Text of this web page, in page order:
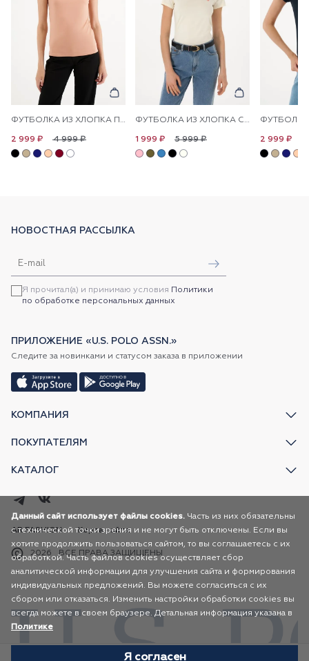
ФУТБОЛКА ИЗ ХЛОПКА ПРИТАЛЕННАЯ
4 999 ₽
2 999 ₽
ФУТБОЛКА ИЗ ХЛОПКА С ЛОГОТИПОМ
5 999 ₽
1 999 ₽ 2 999 ₽
КОМПАНИЯ
ПОКУПАТЕЛЯМ
КАТАЛОГ
НОВОСТНАЯ РАССЫЛКА
Я прочитал(а) и принимаю условия Политики
по обработке персональных данных
ПРИЛОЖЕНИЕ «U.S. POLO ASSN.»
Следите за новинками и статусом заказа в приложении
2026 ВСЕ ПРАВА ЗАЩИЩЕНЫ
AR FASHION Карта сайта
Данный сайт использует файлы cookies. Часть из них обязательны
с технической точки зрения и не могут быть отключены. Если вы
хотите продолжить пользоваться сайтом, то вы соглашаетесь с их
обработкой. Часть файлов cookies осуществляет сбор
аналитической информации для улучшения сайта и формирования
индивидуальных предложений. Вы можете согласиться с их
сбором или отказаться. Изменить настройки обработки cookies вы
всегда можете в своем браузере. Детальная информация указана в
Политике
Я согласен